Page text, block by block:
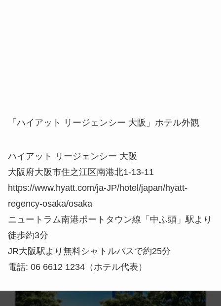
https://www.hyatt.com/ja-JP/hotel/japan/hyatt-
ニュートラム南港ポートタウン線「中ふ頭」駅より
徒歩約3分
JR大阪駅より無料シャトルバスで約25分
電話: 06 6612 1234（ホテル代表）
この記事が気に入ったら